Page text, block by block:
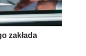
zakłada